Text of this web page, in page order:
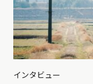
インタビュー